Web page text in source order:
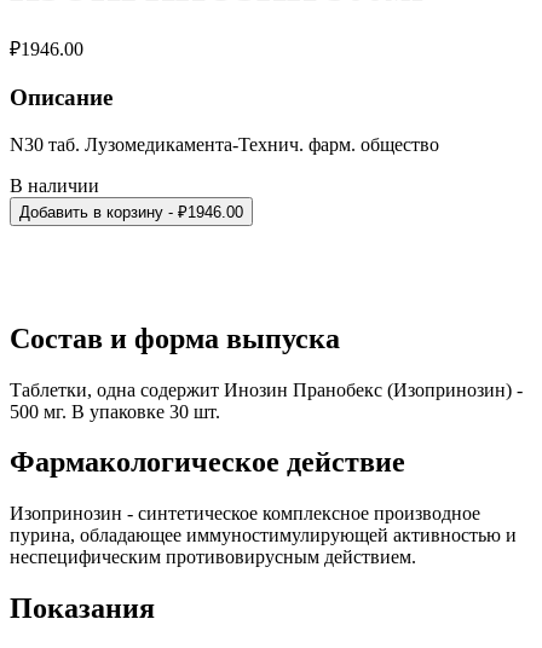
₽1946.00
Описание
N30 таб. Лузомедикамента-Технич. фарм. общество
В наличии
Добавить в корзину - ₽1946.00
Состав и форма выпуска
Таблетки, одна содержит Инозин Пранобекс (Изопринозин) -
500 мг. В упаковке 30 шт.
Фармакологическое действие
Изопринозин - синтетическое комплексное производное
пурина, обладающее иммуностимулирующей активностью и
неспецифическим противовирусным действием.
Показания